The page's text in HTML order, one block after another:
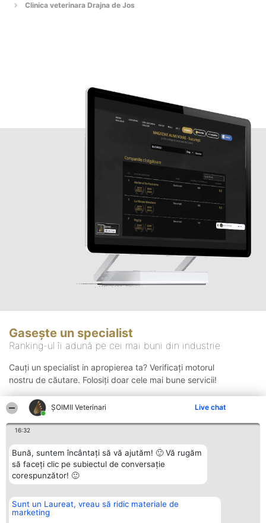
ȘOIMII Veterinari Live chat
16:32
Bună, suntem încântați să vă ajutăm! 🙂 Vă rugăm
să faceți clic pe subiectul de conversație
corespunzător! 🙂
Sunt un Laureat, vreau să ridic materiale de
marketing
Clinica veterinara Drajna de Jos
Gasește un specialist
Ranking-ul îi adună pe cei mai buni din industrie
Cauți un specialist in apropierea ta? Verificați motorul
nostru de căutare. Folosiți doar cele mai bune servicii!
Organizator Ranking
BRIGHT SOLUTIONS BR SRL
Plebiscyt Contact